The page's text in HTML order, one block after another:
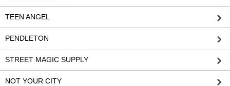
TEEN ANGEL
PENDLETON
STREET MAGIC SUPPLY
NOT YOUR CITY